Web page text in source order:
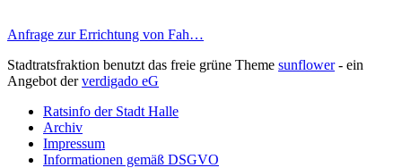
Anfrage zur Errichtung von Fah…
Stadtratsfraktion benutzt das freie grüne Theme sunflower‐ ein
Angebot derverdigado eG
Ratsinfo der Stadt Halle
Archiv
Impressum
Informationen gemäß DSGVO